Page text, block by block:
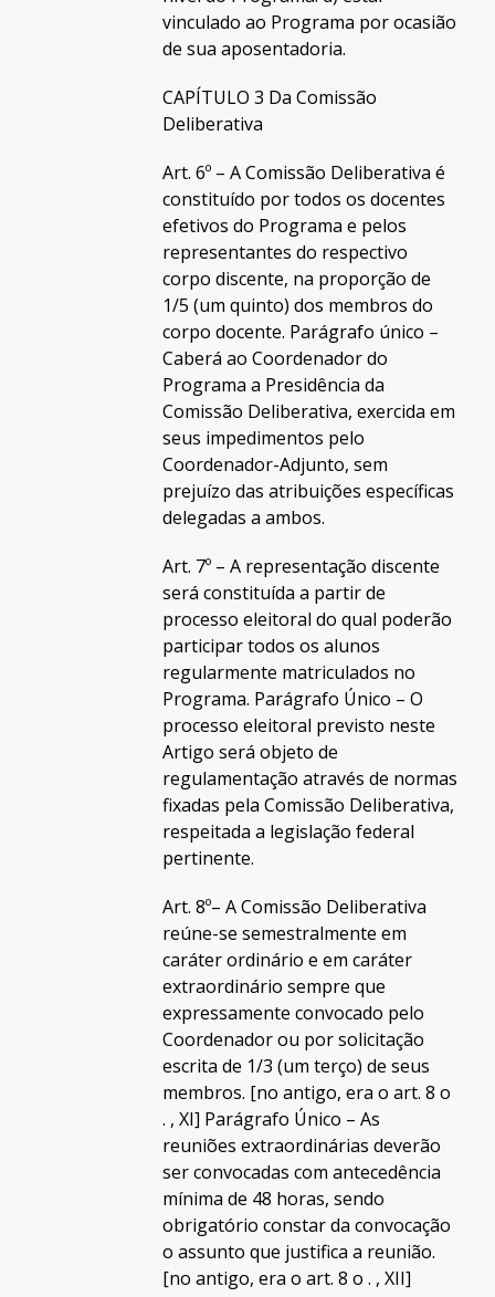
vinculado ao Programa por ocasião
de sua aposentadoria.
CAPÍTULO 3 Da Comissão
Deliberativa
Art. 6º – A Comissão Deliberativa é
constituído por todos os docentes
efetivos do Programa e pelos
representantes do respectivo
corpo discente, na proporção de
1/5 (um quinto) dos membros do
corpo docente. Parágrafo único –
Caberá ao Coordenador do
Programa a Presidência da
Comissão Deliberativa, exercida em
seus impedimentos pelo
Coordenador-Adjunto, sem
prejuízo das atribuições específicas
delegadas a ambos.
Art. 7º – A representação discente
será constituída a partir de
processo eleitoral do qual poderão
participar todos os alunos
regularmente matriculados no
Programa. Parágrafo Único – O
processo eleitoral previsto neste
Artigo será objeto de
regulamentação através de normas
fixadas pela Comissão Deliberativa,
respeitada a legislação federal
pertinente.
Art. 8º– A Comissão Deliberativa
reúne-se semestralmente em
caráter ordinário e em caráter
extraordinário sempre que
expressamente convocado pelo
Coordenador ou por solicitação
escrita de 1/3 (um terço) de seus
membros. [no antigo, era o art. 8 o
. , XI] Parágrafo Único – As
reuniões extraordinárias deverão
ser convocadas com antecedência
mínima de 48 horas, sendo
obrigatório constar da convocação
o assunto que justifica a reunião.
[no antigo, era o art. 8 o . , XII]